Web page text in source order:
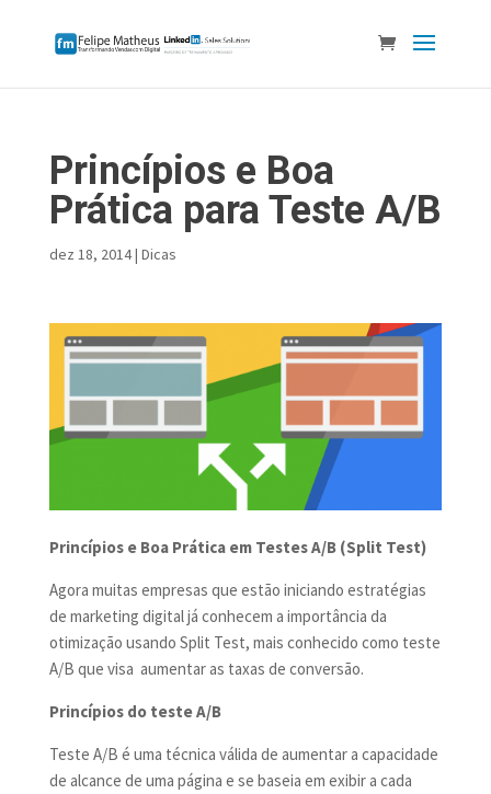
Princípios e Boa
Prática para Teste A/B
dez 18, 2014| Dicas
Princípios e Boa Prática em Testes A/B (Split Test)
Agora muitas empresas que estão iniciando estratégias
de marketing digital já conhecem a importância da
otimização usando Split Test, mais conhecido como teste
A/B que visa aumentar as taxas de conversão.
Princípios do teste A/B
Teste A/B é uma técnica válida de aumentar a capacidade
de alcance de uma página e se baseia em exibir a cada